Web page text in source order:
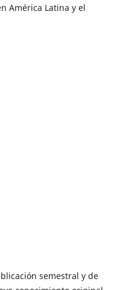
América Latina y el
semestral y de